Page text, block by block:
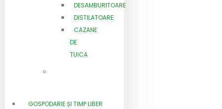
DESAMBURITOARE
DISTILATOARE
CAZANE
DE
TUICA
GOSPODARIE ȘI TIMP LIBER